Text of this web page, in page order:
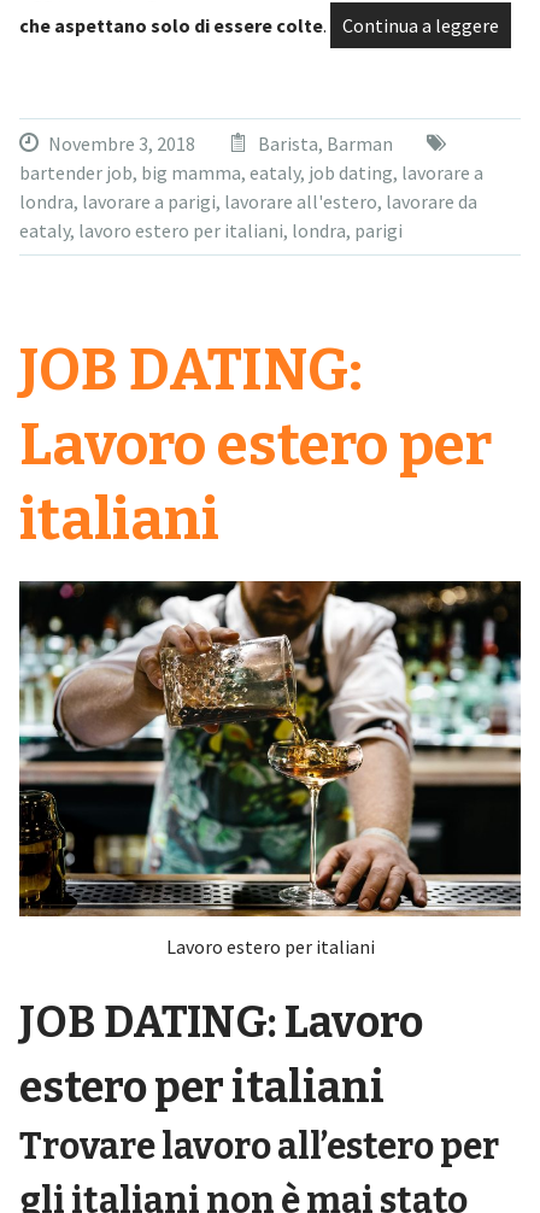
che aspettano solo di essere colte. Continua a leggere
Novembre 3, 2018 Barista, Barman
bartender job, big mamma, eataly, job dating, lavorare a
londra, lavorare a parigi, lavorare all'estero, lavorare da
eataly, lavoro estero per italiani, londra, parigi
JOB DATING:
Lavoro estero per
italiani
Lavoro estero per italiani
JOB DATING: Lavoro
estero per italiani
Trovare lavoro all’estero per
gli italiani non è mai stato